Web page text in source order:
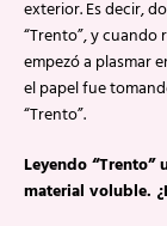
exterior. Es decir,
“Trento”, y cuando
empezó a plasmar
el papel fue
“Trento”.
Leyendo “Trento”
material voluble.